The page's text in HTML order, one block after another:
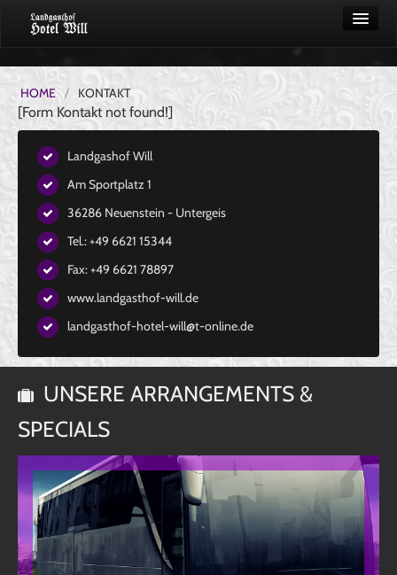
START
ZIMMER
RESTAURANT
SPEISEN
EVENTSAAL
UMGEBUNG
SPECIALS
BUSSE
EU-SPECIAL
TERMINE
ANFAHRT
KONTAKT
HOME / KONTAKT
[Form Kontakt not found!]
Landgashof Will
Am Sportplatz 1
36286 Neuenstein - Untergeis
Tel.: +49 6621 15344
Fax: +49 6621 78897
www.landgasthof-will.de
landgasthof-hotel-will@t-online.de
UNSERE ARRANGEMENTS &
SPECIALS